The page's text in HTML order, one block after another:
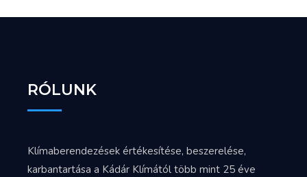
RÓLUNK
Klímaberendezések értékesítése, beszerelése,
karbantartása a Kádár Klímától több mint 25 éve